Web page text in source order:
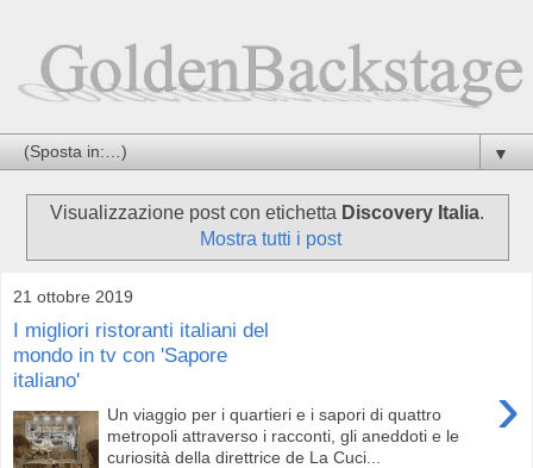
▼
Visualizzazione post con etichetta Discovery Italia.
Mostra tutti i post
21 ottobre 2019
I migliori ristoranti italiani del
mondo in tv con 'Sapore
italiano'
›
Un viaggio per i quartieri e i sapori di quattro
metropoli attraverso i racconti, gli aneddoti e le
curiosità della direttrice de La Cuci...